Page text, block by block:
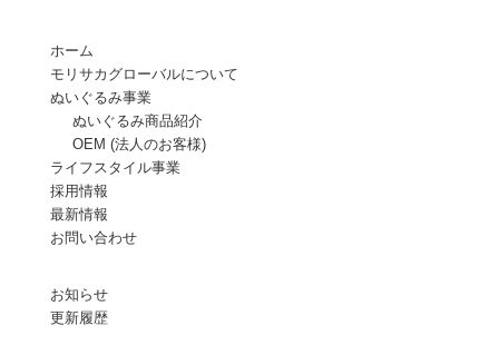
ホーム
モリサカグローバルについて
ぬいぐるみ事業
ぬいぐるみ商品紹介
OEM (法人のお客様)
ライフスタイル事業
採用情報
最新情報
お問い合わせ
お知らせ
更新履歴